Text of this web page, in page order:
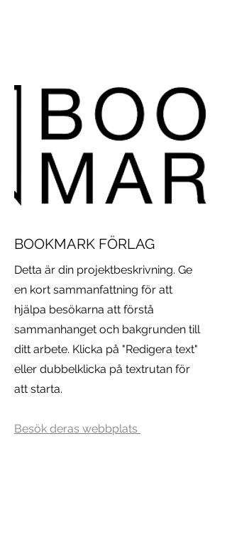
BOOKMARK FÖRLAG
Detta är din projektbeskrivning. Ge
en kort sammanfattning för att
hjälpa besökarna att förstå
sammanhanget och bakgrunden till
ditt arbete. Klicka på "Redigera text"
eller dubbelklicka på textrutan för
att starta.
Besök deras webbplats